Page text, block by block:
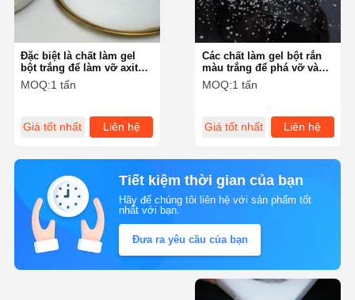
Đặc biệt là chất làm gel
bột trắng để làm vỡ axit
hóa với các axit khác nhau
cho giếng dầu và khí
MOQ:1 tấn
Giá tốt nhất Liên hệ
Các chất làm gel bột rắn
màu trắng để phá vỡ và
axit hóa
MOQ:1 tấn
Giá tốt nhất Liên hệ
Tiết kiệm thời gian của bạn
Hãy để chúng tôi liên hệ với sản phẩm tốt
nhất với bạn.
Đưa ra yêu cầu của bạn